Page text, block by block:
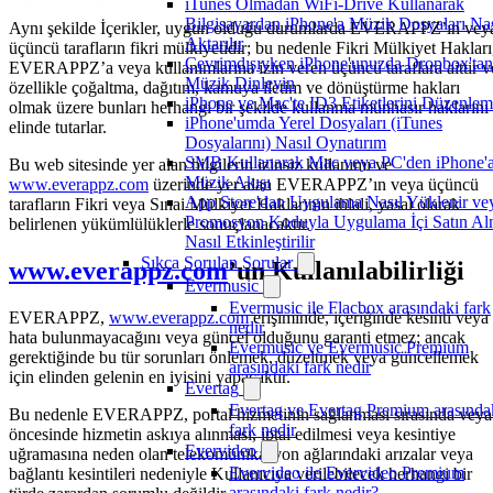
iTunes Olmadan WiFi-Drive Kullanarak
Bilgisayardan iPhone'a Müzik Dosyaları
Aktarılır
Çevrimdışıyken iPhone'unuzda Dropbox'tan
Müzik Dinleyin
iPhone ve Mac'te ID3 Etiketlerini
iPhone'umda Yerel Dosyaları (iTunes
Dosyalarını) Nasıl Oynatırım
SMB Kullanarak Mac veya PC'den
Müzik Akışı
App Store'dan Uygulama Nasıl Yüklenir
Promosyon Koduyla Uygulama İçi Satın
Nasıl Etkinleştirilir
Sıkça Sorulan Sorular
Evermusic
Evermusic ile Flacbox arasındaki fark
nedir
Evermusic ve Evermusic Premium
arasındaki fark nedir
Evertag
Evertag ve Evertag Premium
fark nedir
Evervideo
Evervideo ile Evervideo Premium
Aynı şekilde İçerikler, uygun olduğu durumlarda EVERAPPZ’ın
üçüncü tarafların fikri mülkiyetidir; bu nedenle Fikri Mülkiyet
EVERAPPZ’a veya kullanımlarına izin veren üçüncü taraflara aittir
özellikle çoğaltma, dağıtım, kamuya iletim ve dönüştürme hakları
olmak üzere bunları herhangi bir şekilde kullanma münhasır haklarını
elinde tutarlar.
Bu web sitesinde yer alan bilgilerin izinsiz kullanımı ve
www.everappz.com üzerinde yer alan EVERAPPZ’ın veya üçüncü
tarafların Fikri veya Sınai Mülkiyet Haklarının ihlali, yasal olarak
belirlenen yükümlülüklerle sonuçlanacaktır.
www.everappz.com’un Kullanılabilirliği
EVERAPPZ, www.everappz.comerişiminde, içeriğinde kesinti veya
hata bulunmayacağını veya güncel olduğunu garanti etmez; ancak
gerektiğinde bu tür sorunları önlemek, düzeltmek veya güncellemek
için elinden gelenin en iyisini yapacaktır.
Bu nedenle EVERAPPZ, portal hizmetinin sağlanması sırasında veya
öncesinde hizmetin askıya alınması, iptal edilmesi veya kesintiye
uğramasına neden olan telekomünikasyon ağlarındaki arızalar veya
bağlantı kesintileri nedeniyle Kullanıcıya verilebilecek herhangi bir